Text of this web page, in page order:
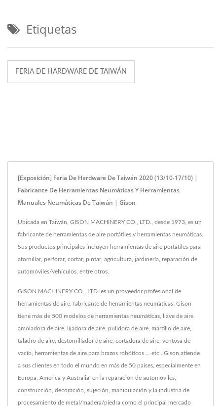
Etiquetas
FERIA DE HARDWARE DE TAIWÁN
[Exposición] Feria De Hardware De Taiwán 2020 (13/10-17/10) |
Fabricante De Herramientas Neumáticas Y Herramientas
Manuales Neumáticas De Taiwán | Gison
Ubicada en Taiwán, GISON MACHINERY CO., LTD., desde 1973, es un
fabricante de herramientas de aire portátiles y herramientas neumáticas.
Sus productos principales incluyen herramientas de aire portátiles para
atornillar, perforar, cortar, pintar, agricultura, jardinería, reparación de
automóviles/vehículos, entre otros.
GISON MACHINERY CO., LTD. es un proveedor profesional de
herramientas de aire, fabricante de herramientas neumáticas. Gison
tiene más de 500 modelos de herramientas neumáticas, llave de aire,
amoladora de aire, lijadora de aire, pulidora de aire, martillo de aire,
taladro de aire, destornillador de aire, cortadora de aire, ventosa de
vacío, herramientas de aire para brazos robóticos ... etc.. Gison atiende
a sus clientes en todo el mundo en más de 50 países, especialmente en
Europa, América y Australia, en la reparación de automóviles,
construcción, decoración, sujeción, manipulación y la industria de
procesamiento de metal/madera/piedra como el principal mercado